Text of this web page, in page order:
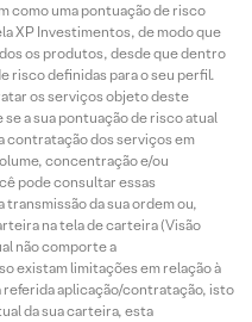
como uma pontuação de risco
XP Investimentos, de modo que
os produtos, desde que dentro
risco definidas para o seu perfil.
os serviços objeto deste
a sua pontuação de risco atual
contratação dos serviços em
concentração e/ou
pode consultar essas
da sua ordem ou,
na tela de carteira (Visão
não comporte a
existam limitações em relação à
referida aplicação/contratação, isto
da sua carteira, esta